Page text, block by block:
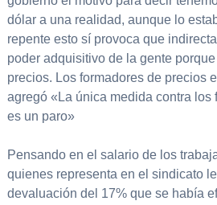
dólar a una realidad, aunque lo
repente esto sí provoca que
poder adquisitivo de la gente
precios. Los formadores de precios
agregó «La única medida contra los
es un paro»
Pensando en el salario de los
quienes representa en el sindicato
devaluación del 17% que se había